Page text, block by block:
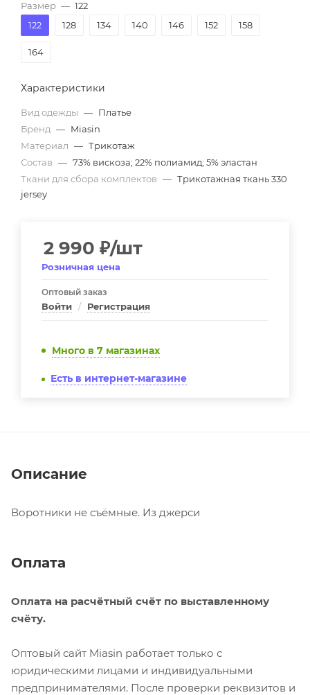
Размер — 122
122
128 134 140 146 152 158
164
Характеристики
Вид одежды — Платье
Бренд — Miasin
Материал — Трикотаж
Состав — 73% вискоза; 22% полиамид; 5% эластан
Ткани для сбора комплектов — Трикотажная ткань 330
jersey
2 990 ₽/шт
Розничная цена
Оптовый заказ
Войти / Регистрация
Много в 7 магазинах
Есть в интернет-магазине
Описание
Воротники не съёмные. Из джерси
Оплата
Оплата на расчётный счёт по выставленному
счёту.
Оптовый сайт Miasin работает только с
юридическими лицами и индивидуальными
предпринимателями. После проверки реквизитов и